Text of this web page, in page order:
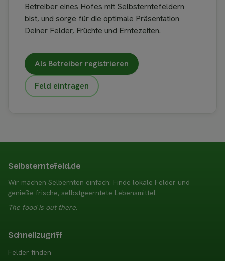
Betreiber eines Hofes mit Selbsterntefeldern
bist, und sorge für die optimale Präsentation
Deiner Felder, Früchte und Erntezeiten.
Als Betreiber registrieren
Feld eintragen
Selbsterntefeld.de
Wir machen Selbernten einfach: Finde lokale Felder und
genieße frische, selbstgeerntete Lebensmittel.
The food is out there.
Schnellzugriff
Felder finden